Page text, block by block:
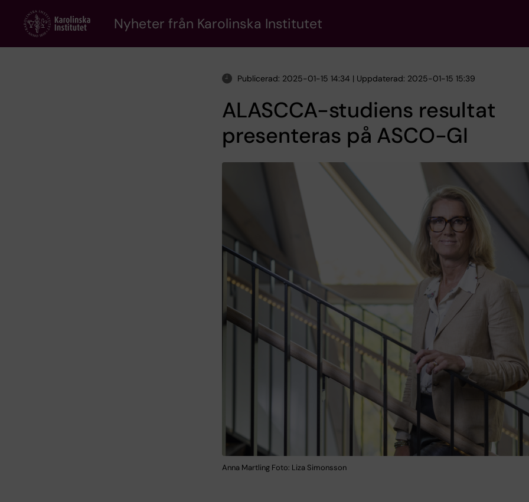
content
Nyheter från Karolinska Institutet
Publicerad: 2025-01-15 14:34 | Uppdaterad: 2025-01-15 15:39
ALASCCA-studiens resultat
presenteras på ASCO-GI
Anna Martling Foto: Liza Simonsson